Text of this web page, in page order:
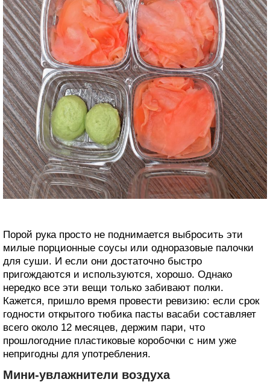
Порой рука просто не поднимается выбросить эти
милые порционные соусы или одноразовые палочки
для суши. И если они достаточно быстро
пригождаются и используются, хорошо. Однако
нередко все эти вещи только забивают полки.
Кажется, пришло время провести ревизию: если срок
годности открытого тюбика пасты васаби составляет
всего около 12 месяцев, держим пари, что
прошлогодние пластиковые коробочки с ним уже
непригодны для употребления.
Мини-увлажнители воздуха